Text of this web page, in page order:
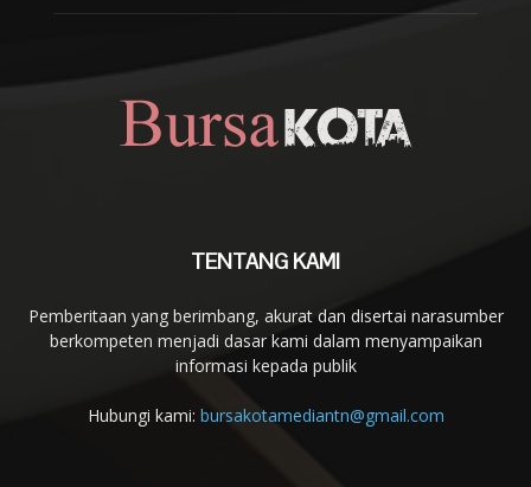
TENTANG KAMI
Pemberitaan yang berimbang, akurat dan disertai narasumber
berkompeten menjadi dasar kami dalam menyampaikan
informasi kepada publik
Hubungi kami: bursakotamediantn@gmail.com